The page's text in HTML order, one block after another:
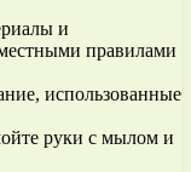
и
правилами
использованные
руки с мылом и